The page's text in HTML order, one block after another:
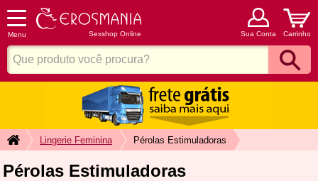
Menu Sexshop Online Sua Conta Carrinho
Lingerie Feminina Pérolas Estimuladoras
Pérolas Estimuladoras